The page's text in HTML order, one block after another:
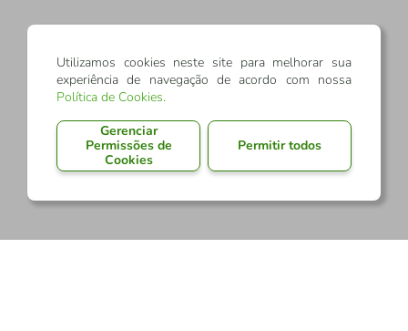
Utilizamos cookies neste site para melhorar sua
experiência de navegação de acordo com nossa
Política de Cookies.
Gerenciar
Permissões de
Cookies
Permitir todos